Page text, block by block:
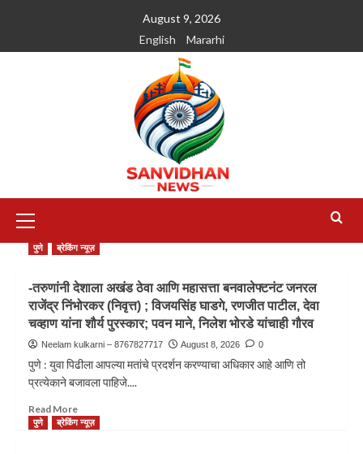
August 9, 2026
English
Mararhi
पुणे ब्रेकिंग न्यूज़
-तरुणांनी देशाला अखंड ठेवा आणि महासत्ता बनवालेफ्टनंट जनरल
राजेंद्र निंभोरकर (निवृत्त) ; विजयसिंह घाडगे, रणजीत पाटील, देवा
चव्हाण यांना शौर्य पुरस्कार; पवन माने, निलेश भोरडे यांचाही गौरव
Neelam kulkarni – 8767827717 August 8, 2026 0
पुणे : युवा पिढीला आपल्या मतांचे प्रदर्शन करण्याचा अधिकार आहे आणि तो
प्रत्येकाने बजावला पाहिजे....
Read More
पुणे ब्रेकिंग न्यूज़